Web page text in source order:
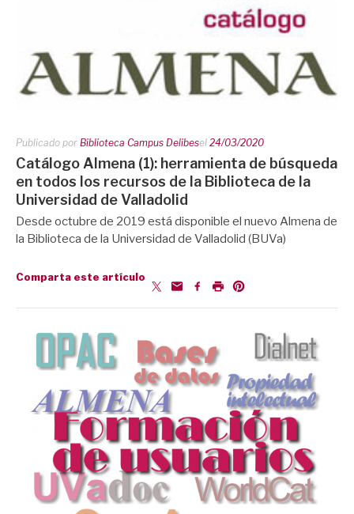
Publicado por Biblioteca Campus Delibesel 24/03/2020
Catálogo Almena (1): herramienta de búsqueda
en todos los recursos de la Biblioteca de la
Universidad de Valladolid
Desde octubre de 2019 está disponible el nuevo Almena de
la Biblioteca de la Universidad de Valladolid (BUVa)
Comparta este artículo